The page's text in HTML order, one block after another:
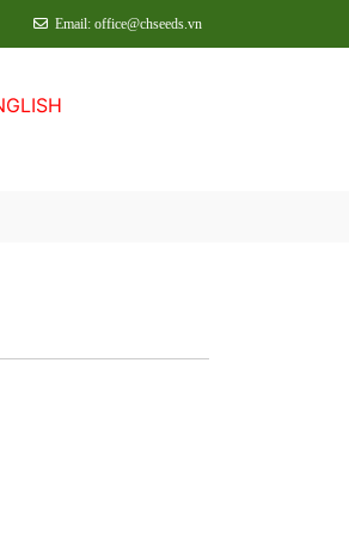
Email: office@chseeds.vn